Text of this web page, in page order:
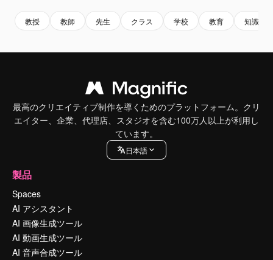
教授 教師 先生 クラス 学校 教育 知識
最高のクリエイティブ制作を導くためのプラットフォーム。クリ
エイター、企業、代理店、スタジオを含む100万人以上が利用し
ています。
日本語
製品
Spaces
AI アシスタント
AI 画像生成ツール
AI 動画生成ツール
AI 音声合成ツール